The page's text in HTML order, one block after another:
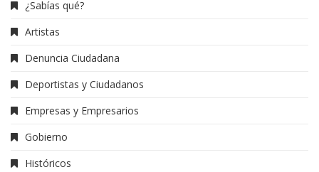
¿Sabías qué?
Artistas
Denuncia Ciudadana
Deportistas y Ciudadanos
Empresas y Empresarios
Gobierno
Históricos